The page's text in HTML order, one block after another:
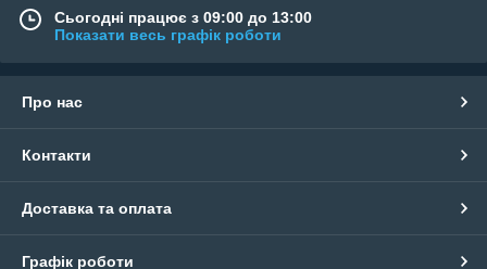
Сьогодні працює з 09:00 до 13:00
Показати весь графік роботи
Про нас
Контакти
Доставка та оплата
Графік роботи